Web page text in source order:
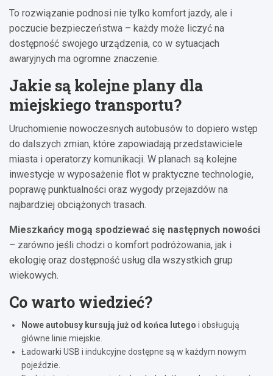
To rozwiązanie podnosi nie tylko komfort jazdy, ale i
poczucie bezpieczeństwa – każdy może liczyć na
dostępność swojego urządzenia, co w sytuacjach
awaryjnych ma ogromne znaczenie.
Jakie są kolejne plany dla
miejskiego transportu?
Uruchomienie nowoczesnych autobusów to dopiero wstęp
do dalszych zmian, które zapowiadają przedstawiciele
miasta i operatorzy komunikacji. W planach są kolejne
inwestycje w wyposażenie flot w praktyczne technologie,
poprawę punktualności oraz wygody przejazdów na
najbardziej obciążonych trasach.
Mieszkańcy mogą spodziewać się następnych nowości
– zarówno jeśli chodzi o komfort podróżowania, jak i
ekologię oraz dostępność usług dla wszystkich grup
wiekowych.
Co warto wiedzieć?
Nowe autobusy kursują już od końca lutego i obsługują
główne linie miejskie.
Ładowarki USB i indukcyjne dostępne są w każdym nowym
pojeździe.